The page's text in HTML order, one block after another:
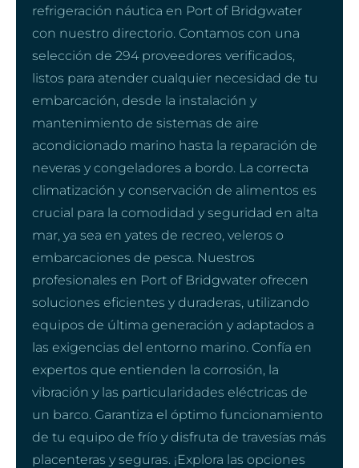
refrigeración náutica en Port of Bridgwater
con nuestro directorio. Contamos con una
selección de 294 proveedores verificados,
listos para atender cualquier necesidad de tu
embarcación, desde la instalación y
mantenimiento de sistemas de aire
acondicionado marino hasta la reparación de
neveras y congeladores a bordo. La correcta
climatización y conservación de alimentos es
crucial para la comodidad y seguridad en alta
mar, ya sea en yates de recreo, veleros o
embarcaciones de pesca. Nuestros
profesionales en Port of Bridgwater ofrecen
soluciones eficientes y duraderas, utilizando
equipos de última generación y adaptados a
las exigencias del entorno marino. Confía en
expertos que entienden la corrosión, la
vibración y las particularidades eléctricas de
un barco. Garantiza el óptimo funcionamiento
de tu equipo de frío y disfruta de travesías más
placenteras y seguras. ¡Explora las opciones